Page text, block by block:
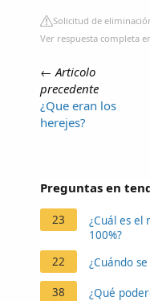
Solicitud de
Ver respuesta completa
← Articolo
precedente
¿Que eran los
herejes?
Preguntas en
23
¿Cuál es
100%?
22
¿Cuándo
38 ¿Qué